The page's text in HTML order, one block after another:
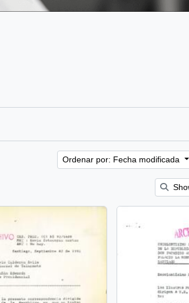
Ordenar por: Fecha modificada